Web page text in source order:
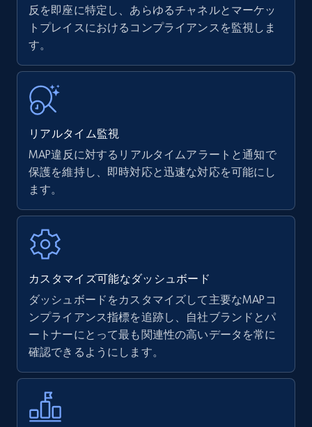
反を即座に特定し、あらゆるチャネルとマーケッ
トプレイスにおけるコンプライアンスを監視しま
す。
リアルタイム監視
MAP違反に対するリアルタイムアラートと通知で
保護を維持し、即時対応と迅速な対応を可能にし
ます。
カスタマイズ可能なダッシュボード
ダッシュボードをカスタマイズして主要なMAPコ
ンプライアンス指標を追跡し、自社ブランドとパ
ートナーにとって最も関連性の高いデータを常に
確認できるようにします。